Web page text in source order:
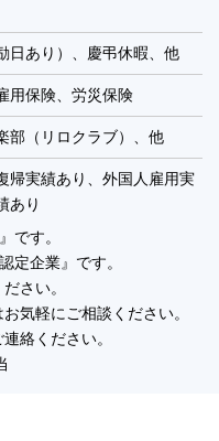
日あり）、慶弔休暇、他
用保険、労災保険
部（リロクラブ）、他
帰実績あり、外国人雇用実
あり
です。
定企業』です。
さい。
気軽にご相談ください。
絡ください。